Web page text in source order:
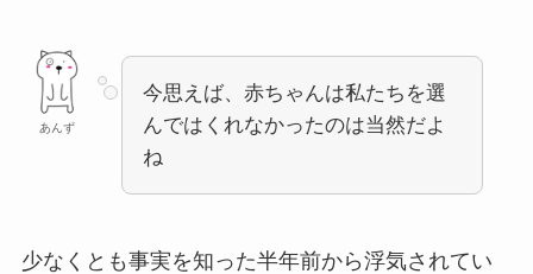
あんず
今思えば、赤ちゃんは私たちを選
んではくれなかったのは当然だよ
ね
少なくとも事実を知った半年前から浮気されてい